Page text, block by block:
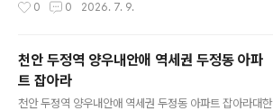
실수요자와 투자자 모두의 관심을 받고 있습니다. 현대엔
커졌습니다. 이 때문에 단순히 브랜드나 입지만이 아니라
뚜렷해지고 있습니다. 이러한 가운데 경상북도 경산시 상
방동 일원에 공급 중인 경산 상방공원 호반써밋이 대구 생
활권을 누릴 수 있는 입지와 합리적인 계약 조건을 앞세워
관심을 모으고 있습니다.경산은 사실상 대구와 하나의 생
0 0 2026. 7. 9.
천안 두정역 양우내안애 역세권 두정동 아파
트 잡아라
천안 두정역 양우내안애 역세권 두정동 아파트 잡아라대한